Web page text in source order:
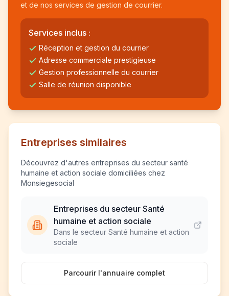
et de nos services de gestion de courrier.
Services inclus :
Réception et gestion du courrier
Adresse commerciale prestigieuse
Gestion professionnelle du courrier
Salle de réunion disponible
Entreprises similaires
Découvrez d'autres entreprises du secteur santé
humaine et action sociale domiciliées chez
Monsiegesocial
Entreprises du secteur Santé
humaine et action sociale
Dans le secteur Santé humaine et action
sociale
Parcourir l'annuaire complet